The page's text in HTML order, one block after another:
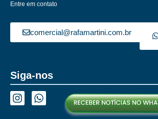
Entre em contato
comercial@rafamartini.com.br
Siga-nos